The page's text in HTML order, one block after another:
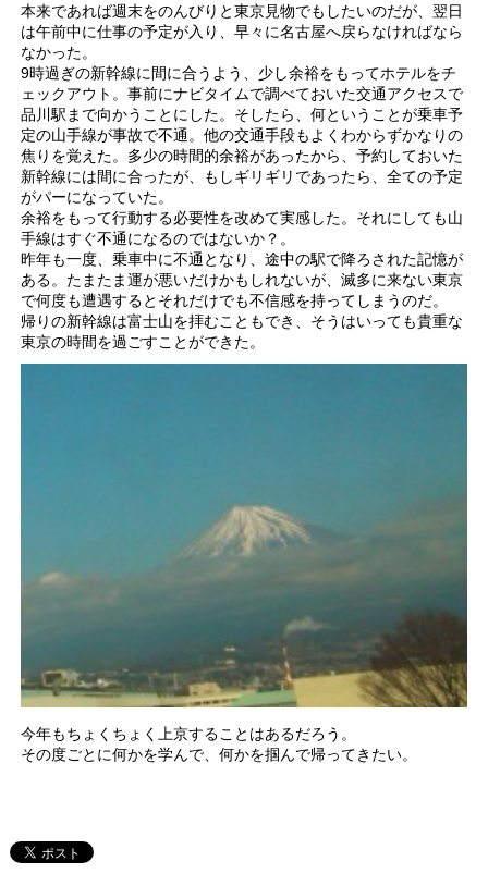
本来であれば週末をのんびりと東京見物でもしたいのだが、翌日
は午前中に仕事の予定が入り、早々に名古屋へ戻らなければなら
なかった。
9時過ぎの新幹線に間に合うよう、少し余裕をもってホテルをチ
ェックアウト。事前にナビタイムで調べておいた交通アクセスで
品川駅まで向かうことにした。そしたら、何ということが乗車予
定の山手線が事故で不通。他の交通手段もよくわからずかなりの
焦りを覚えた。多少の時間的余裕があったから、予約しておいた
新幹線には間に合ったが、もしギリギリであったら、全ての予定
がパーになっていた。
余裕をもって行動する必要性を改めて実感した。それにしても山
手線はすぐ不通になるのではないか？。
昨年も一度、乗車中に不通となり、途中の駅で降ろされた記憶が
ある。たまたま運が悪いだけかもしれないが、滅多に来ない東京
で何度も遭遇するとそれだけでも不信感を持ってしまうのだ。
帰りの新幹線は富士山を拝むこともでき、そうはいっても貴重な
東京の時間を過ごすことができた。
今年もちょくちょく上京することはあるだろう。
その度ごとに何かを学んで、何かを掴んで帰ってきたい。